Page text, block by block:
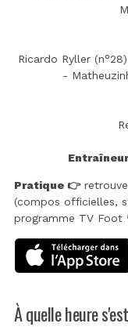
Ricardo Ryller
-
Pratique 👉
(compos officielles,
programme TV Foot
À quelle heure